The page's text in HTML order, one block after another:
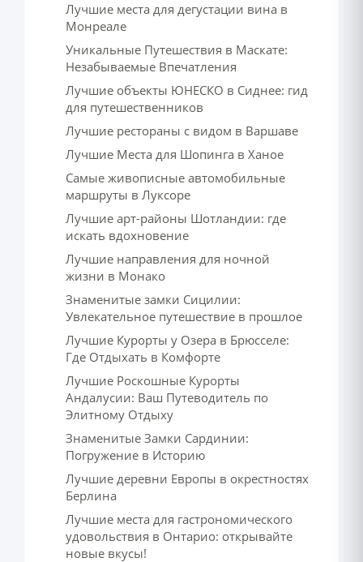
Лучшие места для дегустации вина в
Монреале
Уникальные Путешествия в Маскате:
Незабываемые Впечатления
Лучшие объекты ЮНЕСКО в Сиднее: гид
для путешественников
Лучшие рестораны с видом в Варшаве
Лучшие Места для Шопинга в Ханое
Самые живописные автомобильные
маршруты в Луксоре
Лучшие арт-районы Шотландии: где
искать вдохновение
Лучшие направления для ночной
жизни в Монако
Знаменитые замки Сицилии:
Увлекательное путешествие в прошлое
Лучшие Курорты у Озера в Брюсселе:
Где Отдыхать в Комфорте
Лучшие Роскошные Курорты
Андалусии: Ваш Путеводитель по
Элитному Отдыху
Знаменитые Замки Сардинии:
Погружение в Историю
Лучшие деревни Европы в окрестностях
Берлина
Лучшие места для гастрономического
удовольствия в Онтарио: открывайте
новые вкусы!